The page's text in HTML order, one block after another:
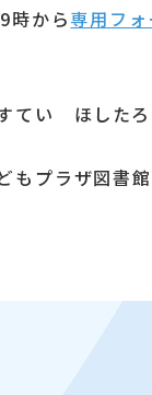
時から専用フォ
てい ほしたろ
どもプラザ図